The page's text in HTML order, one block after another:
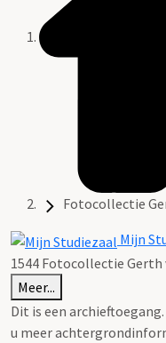
Fotocollectie
Mijn
1544 Fotocollectie Gerth
Meer...
Dit is een archieftoegang.
u meer